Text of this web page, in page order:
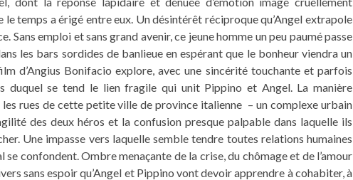
le temps a érigé entre eux. Un désintérêt réciproque qu’Angel extrapole
Sans emploi et sans grand avenir, ce jeune homme un peu paumé passe
les bars sordides de banlieue en espérant que le bonheur viendra un
d’Angius Bonifacio explore, avec une sincérité touchante et parfois
duquel se tend le lien fragile qui unit Pippino et Angel. La manière
rues de cette petite ville de province italienne – un complexe urbain
des deux héros et la confusion presque palpable dans laquelle ils
Une impasse vers laquelle semble tendre toutes relations humaines
se confondent. Ombre menaçante de la crise, du chômage et de l’amour
sans espoir qu’Angel et Pippino vont devoir apprendre à cohabiter, à